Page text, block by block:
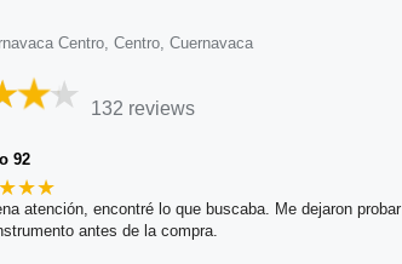
Centro, Centro, Cuernavaca
132 reviews
92
atención, encontré lo que buscaba. Me dejaron probar
antes de la compra.